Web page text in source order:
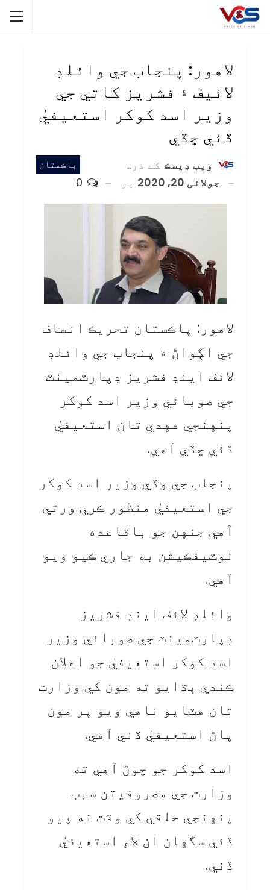
لاهور: پنجاب جي وائلڊ
لائيف ۽ فشريز کاتي جي
وزير اسد کوکر استعيفيٰ
ڏئي ڇڏي
پاڪستان ويب ڊيسڪ کے ذریعہ
جولائی 20, 2020
پر
لاهور: پاڪستان تحريڪ انصاف
جي اڳواڻ ۽ پنجاب جي وائلڊ
لائف اينڊ فشريز ڊپارٽمينٽ
جي صوبائي وزير اسد کوکر
پنهنجي عهدي تان استعيفيٰ
ڏئي ڇڏي آهي.
پنجاب جي وڏي وزير اسد کوکر
جي استعيفيٰ منظور ڪري ورتي
آهي جنهن جو باقاعده
نوٽيفڪيشن به جاري ڪيو ويو
آهي.
وائلڊ لائف اينڊ فشريز
ڊپارٽمينٽ جي صوبائي وزير
اسد کوکر استعيفيٰ جو اعلان
ڪندي ٻڌايو ته مون کي وزارت
تان هٽايو ناهي ويو پر مون
پاڻ استعيفيٰ ڏني آهي.
اسد کوکر جو چوڻ آهي ته
وزارت جي مصروفيتن سبب
پنهنجي حلقي کي وقت نه پيو
ڏئي سگهان ان لاءِ استعيفيٰ
ڏني.